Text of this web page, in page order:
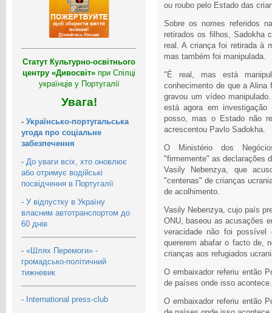
Статут Культурно-освітнього
центру «Дивосвіт» при Спілці
українців у Португалії
Увага!
- Українсько-португальська
угода про соціальне
забезпечення
- До уваги всіх, хто оновлює
або отримує водійські
посвідчення в Португалії
- У відпустку в Україну
власним автотранспортом до
60 днів
- «Шлях Перемоги» -
громадсько-політичний
тижневик
- International press-club
ou roubo pelo Estado das
Sobre os nomes referidos
retirados os filhos, Sadokha
real. A criança foi retirada à
mas também foi manipulada.
"É real, mas está
conhecimento de que a Alina
gravou um vídeo
está agora em
posso, mas o Estado não
acrescentou Pavlo Sadokha.
O Ministério dos
"firmemente" as declarações
Vasily Nebenzya, que
"centenas" de crianças
de acolhimento.
Vasily Nebenzya, cujo país
ONU, baseou as acusações
veracidade não foi possível
quererem abafar o facto de,
crianças aos refugiados
O embaixador referiu então
de países onde isso acontece.
O embaixador referiu então